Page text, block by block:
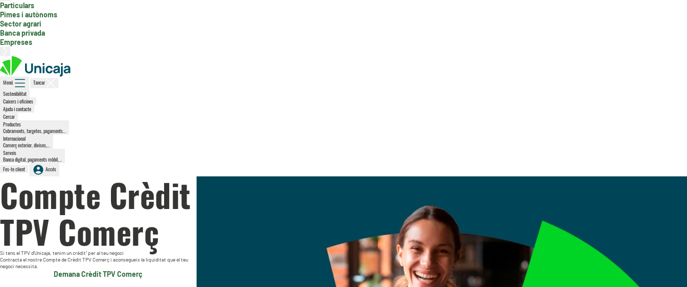
Particulars
Pimes i autònoms, secció activa
Sector agrari
Banca privada
Empreses
Menú
Tancar
Sostenibilitat
Caixers i oficines
Ajuda i contacte
Cercar
Productes
Cobraments, targetes, pagaments...
Internacional
Comerç exterior, divises,...
Serveis
Banca digital, pagaments mòbil,...
Fes-te client
Accés
Compte Crèdit
TPV Comerç
Si tens el TPV d’Unicaja, tenim un crèdit¹ per al teu negoci
Contracta el nostre Compte de Crèdit TPV Comerç i aconsegueix la liquiditat que el teu
negoci necessita.
Demana Crèdit TPV Comerç